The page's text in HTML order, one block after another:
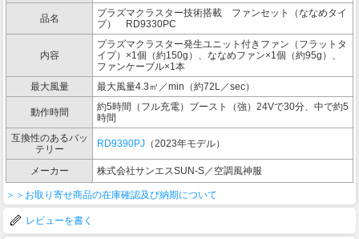
品名
プラズマクラスター技術搭載 ファンセット（ななめタイ
プ） RD9330PC
内容
プラズマクラスター発生ユニット付きファン（フラットタ
イプ）×1個（約150g）、ななめファン×1個（約95g）、
ファンケーブル×1本
最大風量
最大風量4.3㎥／min（約72L／sec）
動作時間
約5時間（フル充電）ブースト（強）24Vで30分、中で約5
時間
互換性のあるバッ
テリー
RD9390PJ （2023年モデル）
メーカー 株式会社サンエスSUN-S／空調風神服
＞＞お取り寄せ商品の在庫確認及び納期について
レビューを書く